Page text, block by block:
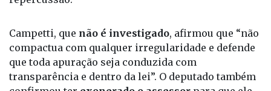
Prefeitura de Sorocaba, ele aparece como peça
repercussão.
Campetti, quenão é investigado, afirmou que “não
compactua com qualquer irregularidade e defende